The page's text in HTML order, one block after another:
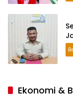
Ekonomi &